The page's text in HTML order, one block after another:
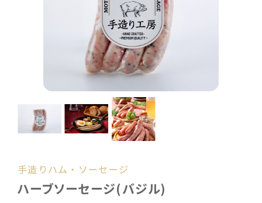
手造りハム・ソーセージ
ハーブソーセージ(バジル)